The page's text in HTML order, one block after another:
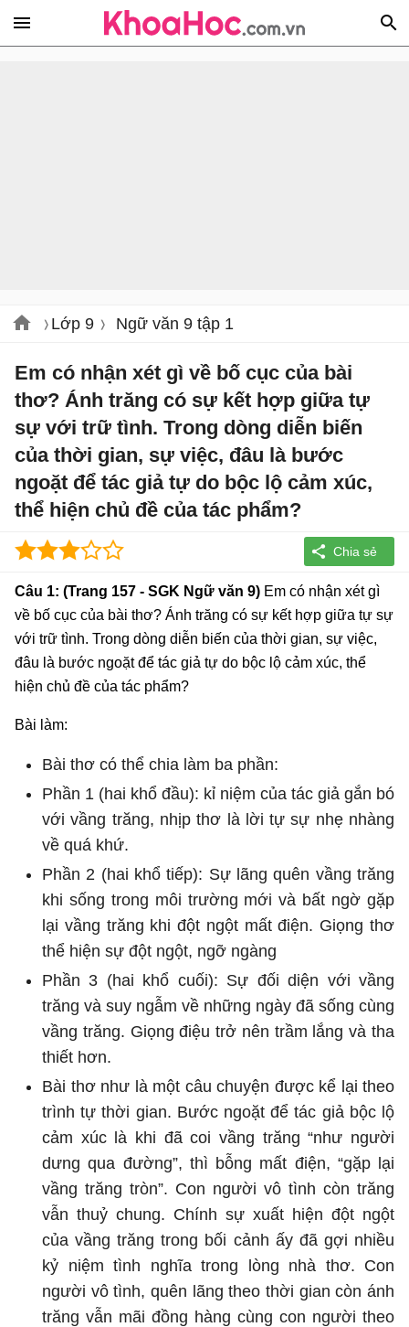
Lớp 9 Ngữ văn 9 tập 1
Em có nhận xét gì về bố cục của bài
thơ? Ánh trăng có sự kết hợp giữa tự
sự với trữ tình. Trong dòng diễn biến
của thời gian, sự việc, đâu là bước
ngoặt để tác giả tự do bộc lộ cảm xúc,
thể hiện chủ đề của tác phẩm?
Câu 1: (Trang 157 - SGK Ngữ văn 9) Em có nhận xét gì
về bố cục của bài thơ? Ánh trăng có sự kết hợp giữa tự sự
với trữ tình. Trong dòng diễn biến của thời gian, sự việc,
đâu là bước ngoặt để tác giả tự do bộc lộ cảm xúc, thể
hiện chủ đề của tác phẩm?
Bài làm:
Bài thơ có thể chia làm ba phần:
Phần 1 (hai khổ đầu): kỉ niệm của tác giả gắn bó
với vầng trăng, nhịp thơ là lời tự sự nhẹ nhàng
về quá khứ.
Phần 2 (hai khổ tiếp): Sự lãng quên vầng trăng
khi sống trong môi trường mới và bất ngờ gặp
lại vầng trăng khi đột ngột mất điện. Giọng thơ
thể hiện sự đột ngột, ngỡ ngàng
Phần 3 (hai khổ cuối): Sự đối diện với vầng
trăng và suy ngẫm về những ngày đã sống cùng
vầng trăng. Giọng điệu trở nên trầm lắng và tha
thiết hơn.
Bài thơ như là một câu chuyện được kể lại theo
trình tự thời gian. Bước ngoặt để tác giả bộc lộ
cảm xúc là khi đã coi vầng trăng “như người
dưng qua đường”, thì bỗng mất điện, “gặp lại
vầng trăng tròn”. Con người vô tình còn trăng
vẫn thuỷ chung. Chính sự xuất hiện đột ngột
của vầng trăng trong bối cảnh ấy đã gợi nhiều
kỷ niệm tình nghĩa trong lòng nhà thơ. Con
người vô tình, quên lãng theo thời gian còn ánh
trăng vẫn mãi đồng hàng cùng con người theo